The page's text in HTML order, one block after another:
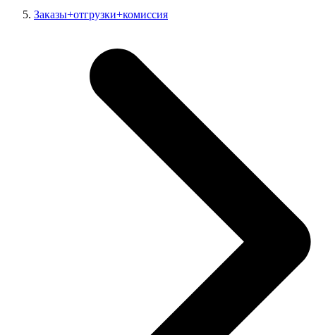
Заказы+отгрузки+комиссия